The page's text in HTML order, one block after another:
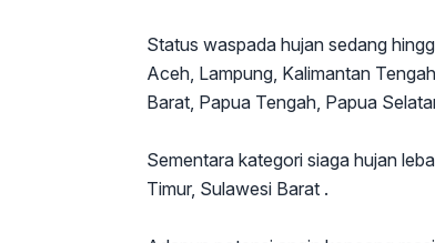
Status waspada hujan sedang
Aceh, Lampung, Kalimantan
Barat, Papua Tengah, Papua
Sementara kategori siaga hujan
Timur, Sulawesi Barat .